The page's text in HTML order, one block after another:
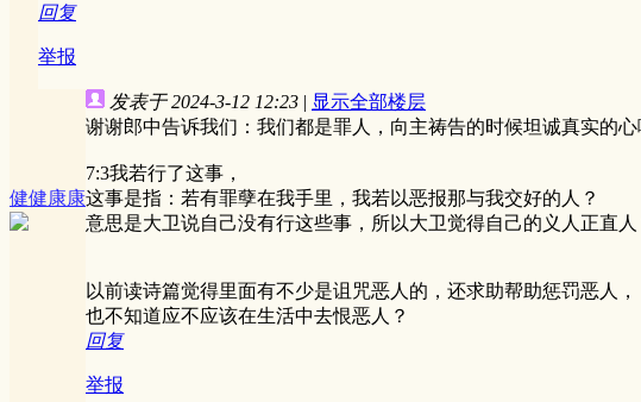
回复
举报
健健康康
发表于 2024-3-12 12:23 | 显示全部楼层
谢谢郎中告诉我们：我们都是罪人，向主祷告的时候坦诚真实的
7:3我若行了这事，
这事是指：若有罪孽在我手里，我若以恶报那与我交好的人？
意思是大卫说自己没有行这些事，所以大卫觉得自己的义人正直人
以前读诗篇觉得里面有不少是诅咒恶人的，还求助帮助惩罚恶人，
也不知道应不应该在生活中去恨恶人？
回复
举报